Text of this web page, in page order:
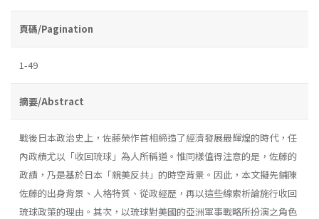
頁碼/Pagination
1-49
摘要/Abstract
戰後日本政治史上，佐藤榮作首相締造了經濟發展最輝煌的時代，任
內政績尤以「收回琉球」為人所稱道。惟同樣值得注意的是，佐藤的
政績，乃是基於日本「親美反共」的時空背景。因此，本文擬先鋪陳
佐藤的出身背景、人格特質、從政經歷，再以這些線索析論施行收回
琉球政策的理由。其次，以琉球對美國的亞洲軍事戰略所扮演之角色